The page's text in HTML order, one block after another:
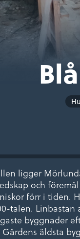
ligger
och
förr i tiden.
talen.
byggnader
äldsta